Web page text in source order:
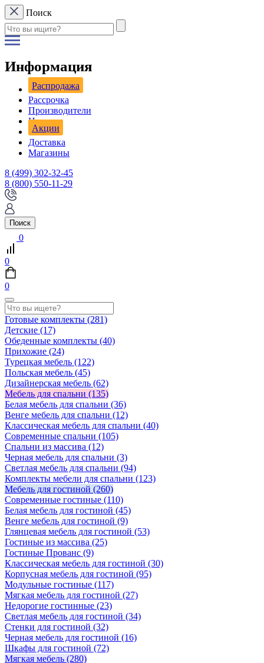
Поиск
Информация
Распродажа
Рассрочка
Производители
Новости
Акции
Доставка
Магазины
8 (499) 302-32-45
8 (800) 550-11-29
Поиск
0
0
0
Готовые комплекты (281)
Детские (17)
Обеденные комплекты (40)
Прихожие (24)
Турецкая мебель (122)
Польская мебель (45)
Дизайнерская мебель (62)
Мебель для спальни (135)
Белая мебель для спальни (36)
Венге мебель для спальни (12)
Классическая мебель для спальни (40)
Современные спальни (105)
Спальни из массива (12)
Черная мебель для спальни (3)
Светлая мебель для спальни (94)
Комплекты мебели для спальни (123)
Мебель для гостиной (260)
Современные гостиные (110)
Белая мебель для гостиной (45)
Венге мебель для гостиной (9)
Глянцевая мебель для гостиной (53)
Гостиные из массива (25)
Гостиные Прованс (9)
Классическая мебель для гостиной (30)
Корпусная мебель для гостиной (95)
Модульные гостиные (117)
Мягкая мебель для гостиной (27)
Недорогие гостинные (23)
Светлая мебель для гостиной (34)
Стенки для гостиной (32)
Черная мебель для гостиной (16)
Шкафы для гостиной (72)
Мягкая мебель (280)